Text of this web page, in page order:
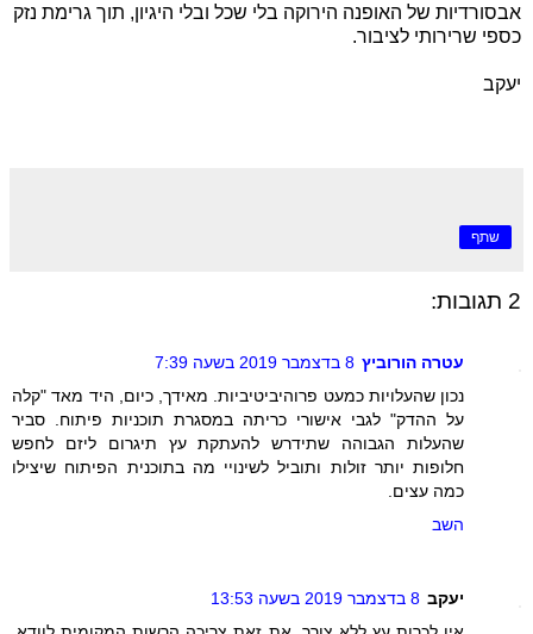
אבסורדיות של האופנה הירוקה בלי שכל ובלי היגיון, תוך גרימת נזק
כספי שרירותי לציבור.
יעקב
שתף
2 תגובות:
עטרה הורוביץ 8 בדצמבר 2019 בשעה 7:39
נכון שהעלויות כמעט פרוהיביטיביות. מאידך, כיום, היד מאד "קלה
על ההדק" לגבי אישורי כריתה במסגרת תוכניות פיתוח. סביר
שהעלות הגבוהה שתידרש להעתקת עץ תיגרום ליזם לחפש
חלופות יותר זולות ותוביל לשינויי מה בתוכנית הפיתוח שיצילו
כמה עצים.
השב
יעקב 8 בדצמבר 2019 בשעה 13:53